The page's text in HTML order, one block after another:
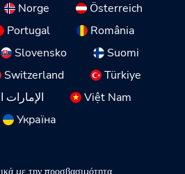
Norge
Österreich
Portugal
România
Slovensko
Suomi
Switzerland
Türkiye
الإمارات
Việt Nam
Україна